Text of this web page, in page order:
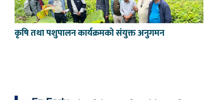
कृषि तथा पशुपालन कार्यक्रमको संयुक्त अनुगमन